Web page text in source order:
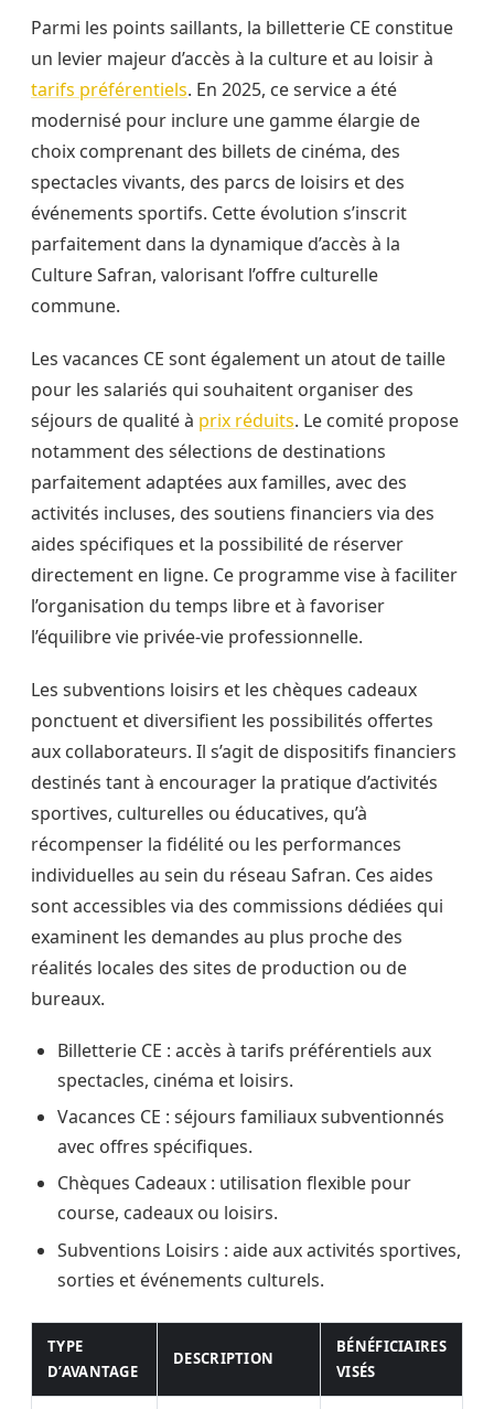
Parmi les points saillants, la billetterie CE constitue
un levier majeur d’accès à la culture et au loisir à
tarifs préférentiels. En 2025, ce service a été
modernisé pour inclure une gamme élargie de
choix comprenant des billets de cinéma, des
spectacles vivants, des parcs de loisirs et des
événements sportifs. Cette évolution s’inscrit
parfaitement dans la dynamique d’accès à la
Culture Safran, valorisant l’offre culturelle
commune.
Les vacances CE sont également un atout de taille
pour les salariés qui souhaitent organiser des
séjours de qualité à prix réduits. Le comité propose
notamment des sélections de destinations
parfaitement adaptées aux familles, avec des
activités incluses, des soutiens financiers via des
aides spécifiques et la possibilité de réserver
directement en ligne. Ce programme vise à faciliter
l’organisation du temps libre et à favoriser
l’équilibre vie privée-vie professionnelle.
Les subventions loisirs et les chèques cadeaux
ponctuent et diversifient les possibilités offertes
aux collaborateurs. Il s’agit de dispositifs financiers
destinés tant à encourager la pratique d’activités
sportives, culturelles ou éducatives, qu’à
récompenser la fidélité ou les performances
individuelles au sein du réseau Safran. Ces aides
sont accessibles via des commissions dédiées qui
examinent les demandes au plus proche des
réalités locales des sites de production ou de
bureaux.
Billetterie CE : accès à tarifs préférentiels aux
spectacles, cinéma et loisirs.
Vacances CE : séjours familiaux subventionnés
avec offres spécifiques.
Chèques Cadeaux : utilisation flexible pour
course, cadeaux ou loisirs.
Subventions Loisirs : aide aux activités sportives,
sorties et événements culturels.
TYPE
D’AVANTAGE
DESCRIPTION
BÉNÉFICIAIRES
VISÉS